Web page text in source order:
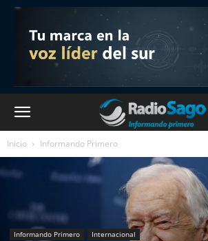
Inicio Informando Primero
Informando Primero Internacional